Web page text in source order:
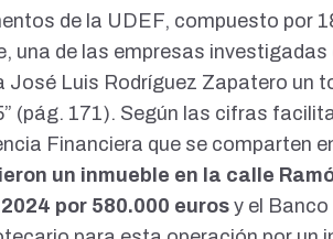
de la UDEF, compuesto por
una de las empresas
José Luis Rodríguez Zapatero un
(pág. 171). Según las cifras
Financiera que se comparten
un inmueble en la calle
por 580.000 eurosy el